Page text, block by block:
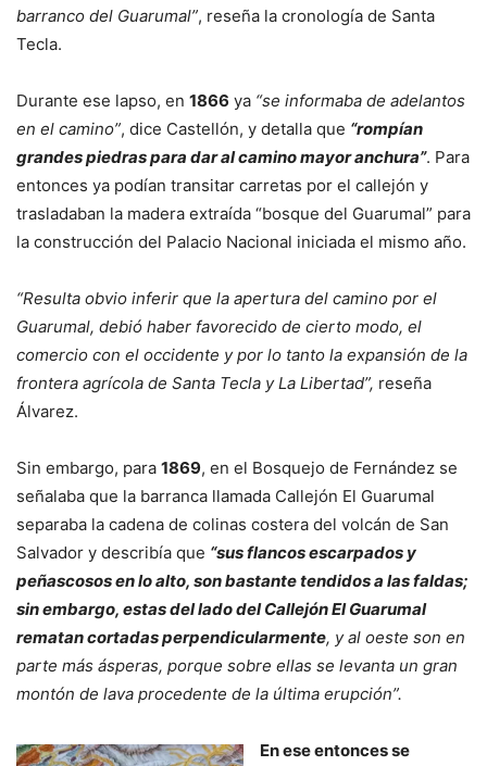
barranco del Guarumal”, reseña la cronología de Santa
Tecla.
Durante ese lapso, en 1866 ya “se informaba de adelantos
en el camino”, dice Castellón, y detalla que “rompían
grandes piedras para dar al camino mayor anchura”. Para
entonces ya podían transitar carretas por el callejón y
trasladaban la madera extraída “bosque del Guarumal” para
la construcción del Palacio Nacional iniciada el mismo año.
“Resulta obvio inferir que la apertura del camino por el
Guarumal, debió haber favorecido de cierto modo, el
comercio con el occidente y por lo tanto la expansión de la
frontera agrícola de Santa Tecla y La Libertad”, reseña
Álvarez.
Sin embargo, para 1869, en el Bosquejo de Fernández se
señalaba que la barranca llamada Callejón El Guarumal
separaba la cadena de colinas costera del volcán de San
Salvador y describía que “sus flancos escarpados y
peñascosos en lo alto, son bastante tendidos a las faldas;
sin embargo, estas del lado del Callejón El Guarumal
rematan cortadas perpendicularmente, y al oeste son en
parte más ásperas, porque sobre ellas se levanta un gran
montón de lava procedente de la última erupción”.
En ese entonces se